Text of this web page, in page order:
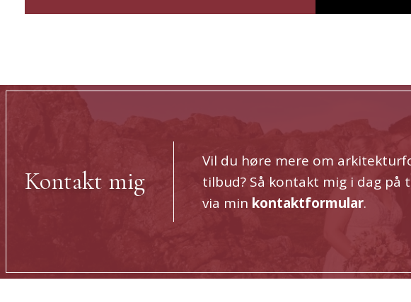
Kontakt mig
Vil du høre mere om
tilbud? Så kontakt mig i dag på
via min kontaktformular.